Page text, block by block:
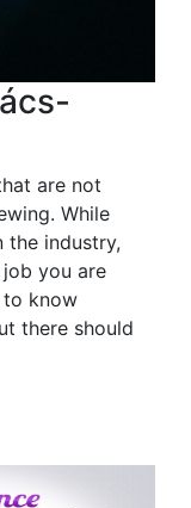
are not
While
the industry,
you are
to know
there should